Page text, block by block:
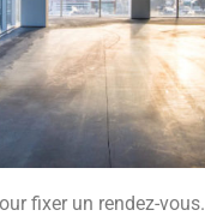
fixer un rendez-vous.